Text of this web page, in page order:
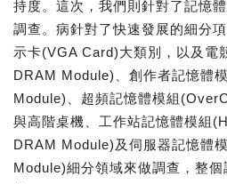
持度。這次，我們則針對了記憶
調查。病針對了快速發展的細分
示卡(VGA Card)大類別，以及電
DRAM Module)、創作者記憶體
Module)、超頻記憶體模組
與高階桌機、工作站記憶體模組
DRAM Module)及伺服器記憶體
Module)細分領域來做調查，整